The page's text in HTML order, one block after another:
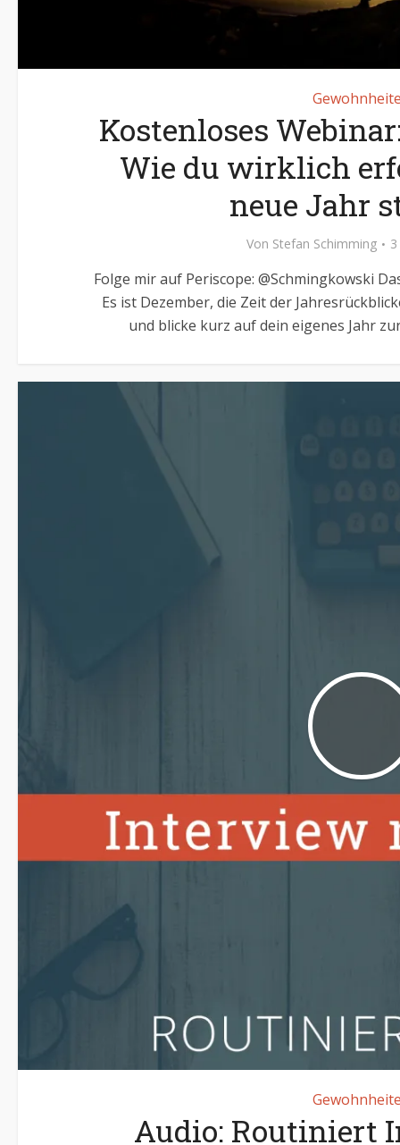
Kostenloses
Wie du wirklich
neue Jahr
Von Stefan Schimming
Folge mir auf Periscope: @Schmingkowski
Es ist Dezember, die Zeit der
und blicke kurz auf dein eigenes Jahr
Audio: Routiniert